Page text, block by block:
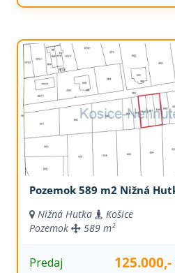
Pozemok 589 m2 Nižná
Nižná Hutka
Košice
Pozemok
589 m²
Predaj 125.000,-